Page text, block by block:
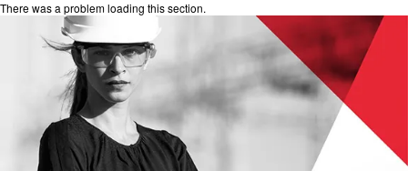
There was a problem loading this section.